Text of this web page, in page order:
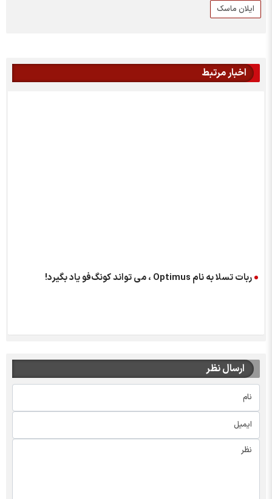
ایلان ماسک
اخبار مرتبط
ربات تسلا به نام Optimus ، می تواند کونگ‌فو یاد بگیرد!
ارسال نظر